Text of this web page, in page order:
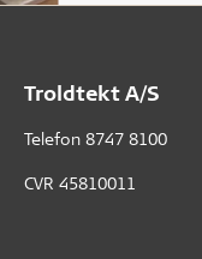
Troldtekt A/S
Telefon 8747 8100
CVR 45810011